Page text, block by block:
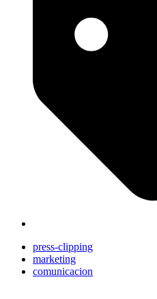
press-clipping
marketing
comunicacion